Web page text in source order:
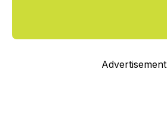
Advertisement